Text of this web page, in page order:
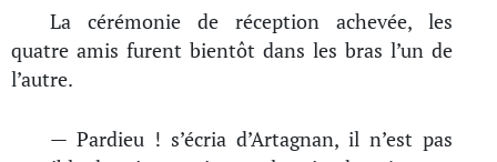
La cérémonie de réception achevée, les
quatre amis furent bientôt dans les bras l’un de
l’autre.
— Pardieu ! s’écria d’Artagnan, il n’est pas